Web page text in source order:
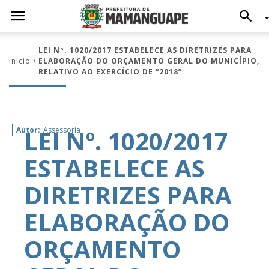
Início
LEI Nº. 1020/2017 ESTABELECE AS DIRETRIZES PARA
ELABORAÇÃO DO ORÇAMENTO GERAL DO MUNICÍPIO,
RELATIVO AO EXERCÍCIO DE “2018”
Autor: Assessoria
LEI Nº. 1020/2017
ESTABELECE AS
DIRETRIZES PARA
ELABORAÇÃO DO
ORÇAMENTO